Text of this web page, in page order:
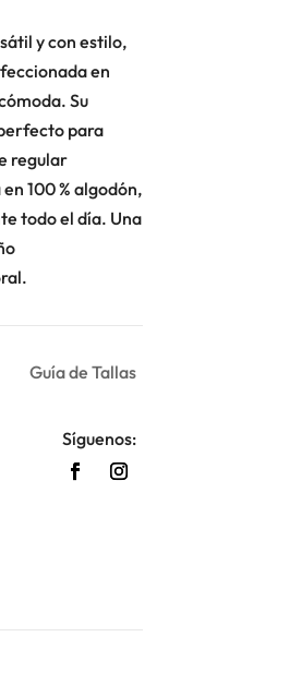
y con estilo,
en
Su
para
regular
100 % algodón,
todo el día. Una
Guía de Tallas
Síguenos: